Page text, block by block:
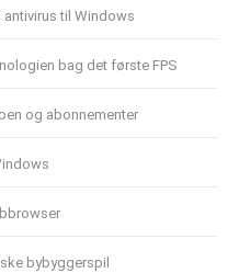
antivirus til Windows
bag det første FPS
og abonnementer
bybyggerspil